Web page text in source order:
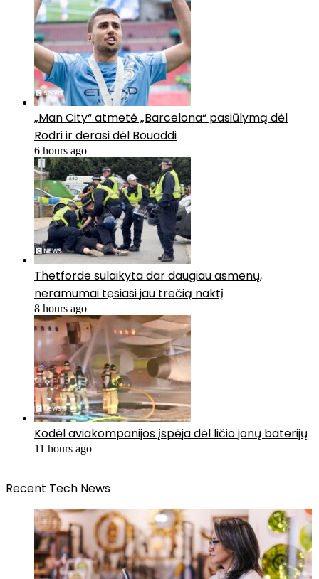
„Man City“ atmetė „Barcelona“ pasiūlymą dėl
Rodri ir derasi dėl Bouaddi
6 hours ago
Thetforde sulaikyta dar daugiau asmenų,
neramumai tęsiasi jau trečią naktį
8 hours ago
Kodėl aviakompanijos įspėja dėl ličio jonų baterijų
11 hours ago
Recent Tech News